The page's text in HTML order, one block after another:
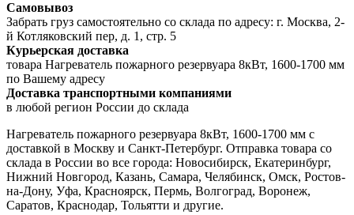
Самовывоз
Забрать груз самостоятельно со склада по адресу: г. Москва, 2-
й Котляковский пер, д. 1, стр. 5
Курьерская доставка
товара Нагреватель пожарного резервуара 8кВт, 1600-1700 мм
по Вашему адресу
Доставка транспортными компаниями
в любой регион России до склада
Нагреватель пожарного резервуара 8кВт, 1600-1700 мм с
доставкой в Москву и Санкт-Петербург. Отправка товара со
склада в России во все города: Новосибирск, Екатеринбург,
Нижний Новгород, Казань, Самара, Челябинск, Омск, Ростов-
на-Дону, Уфа, Красноярск, Пермь, Волгоград, Воронеж,
Саратов, Краснодар, Тольятти и другие.